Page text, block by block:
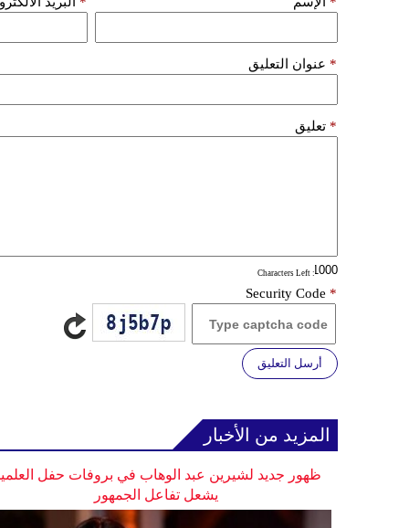
عنوان التعليق *
تعليق *
: Characters Left
Security Code *
أرسل التعليق
المزيد من الأخبار
ظهور جديد لشيرين عبد الوهاب في بروفات حفل
يشعل تفاعل الجمهور